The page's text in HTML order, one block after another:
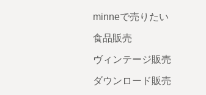
minneで売りたい
食品販売
ヴィンテージ販売
ダウンロード販売